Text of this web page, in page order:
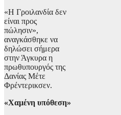
«Η Γροιλανδία δεν
είναι προς
πώλησιν»,
αναγκάσθηκε να
δηλώσει σήμερα
στην Άγκυρα η
πρωθυπουργός της
Δανίας Μέτε
Φρέντερικσεν.
«Χαμένη υπόθεση»